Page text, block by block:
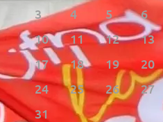
3
4 5 6
10
11 12 13
17
18 19 20
24
25 26 27
31